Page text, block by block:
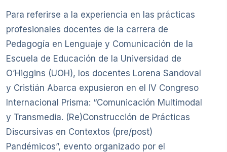
Para referirse a la experiencia en las prácticas
profesionales docentes de la carrera de
Pedagogía en Lenguaje y Comunicación de la
Escuela de Educación de la Universidad de
O’Higgins (UOH), los docentes Lorena Sandoval
y Cristián Abarca expusieron en el IV Congreso
Internacional Prisma: “Comunicación Multimodal
y Transmedia. (Re)Construcción de Prácticas
Discursivas en Contextos (pre/post)
Pandémicos”, evento organizado por el